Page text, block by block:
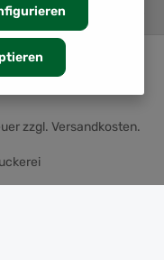
zzgl. Versandkosten.